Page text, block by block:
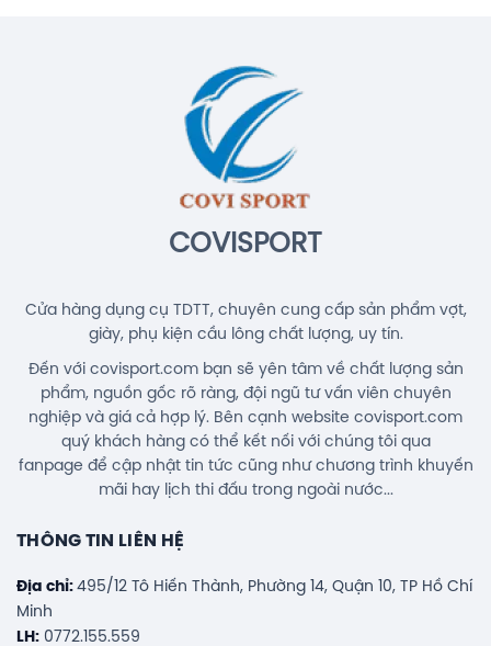
Balo Cầu Lông Yonex BA52512
(White/Blue) Chính Hãng
1.690.000đ
COVISPORT
Cửa hàng dụng cụ TDTT, chuyên cung cấp sản phẩm vợt,
giày, phụ kiện cầu lông chất lượng, uy tín.
Đến với covisport.com bạn sẽ yên tâm về chất lượng sản
phẩm, nguồn gốc rõ ràng, đội ngũ tư vấn viên chuyên
nghiệp và giá cả hợp lý. Bên cạnh website covisport.com
quý khách hàng có thể kết nối với chúng tôi qua
fanpage để cập nhật tin tức cũng như chương trình khuyến
mãi hay lịch thi đấu trong ngoài nước...
THÔNG TIN LIÊN HỆ
Địa chỉ: 495/12 Tô Hiến Thành, Phường 14, Quận 10, TP Hồ Chí
Minh
LH: 0772.155.559